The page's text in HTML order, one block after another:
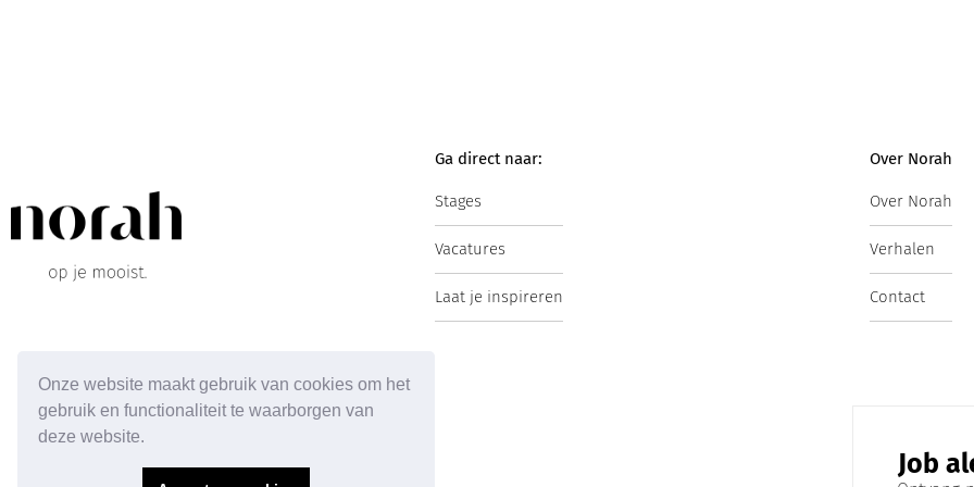
Onze website maakt gebruik van cookies om het
gebruik en functionaliteit te waarborgen van
deze website.
Ga direct naar:
Stages
Vacatures
Laat je inspireren
Over Norah
Over Norah
Verhalen
Contact
Job